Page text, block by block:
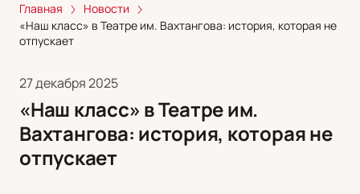
Главная
Новости
«Наш класс» в Театре им. Вахтангова: история, которая не
отпускает
27 декабря 2025
«Наш класс» в Театре им.
Вахтангова: история, которая не
отпускает